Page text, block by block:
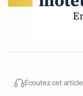
Écoutez cet article